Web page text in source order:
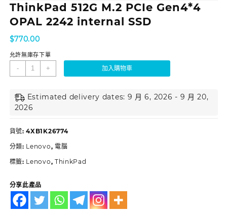
ThinkPad 512G M.2 PCIe Gen4*4
OPAL 2242 internal SSD
$770.00
允許無庫存下單
- + 加入購物車
Estimated delivery dates: 9 月 6, 2026 - 9 月 20,
2026
貨號:4XB1K26774
分類: Lenovo, 電腦
標籤: Lenovo, ThinkPad
分享此產品